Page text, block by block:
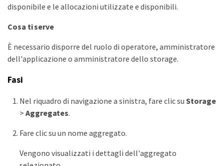
disponibile e le allocazioni utilizzate e disponibili.
Cosa ti serve
È necessario disporre del ruolo di operatore, amministratore
dell'applicazione o amministratore dello storage.
Fasi
Nel riquadro di navigazione a sinistra, fare clic su Storage
> Aggregates.
Fare clic su un nome aggregato.
Vengono visualizzati i dettagli dell'aggregato